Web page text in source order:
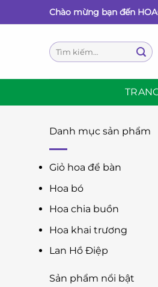
qua
Chào mừng bạn đến
Tìm
kiếm:
Danh mục sản phẩm
Giỏ hoa để bàn
Hoa bó
Hoa chia buồn
Hoa khai trương
Lan Hồ Điệp
Sản phẩm nổi bật